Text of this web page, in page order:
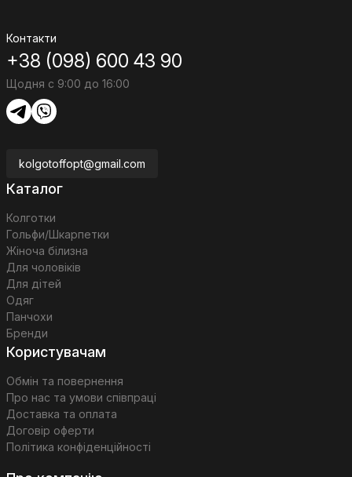
Контакти
+38 (098) 600 43 90
Щодня с 9:00 до 16:00
kolgotoffopt@gmail.com
Каталог
Колготки
Гольфи/Шкарпетки
Жіноча білизна
Для чоловіків
Для дітей
Одяг
Панчохи
Бренди
Користувачам
Обмін та повернення
Про нас та умови співпраці
Доставка та оплата
Договір оферти
Політика конфіденційності